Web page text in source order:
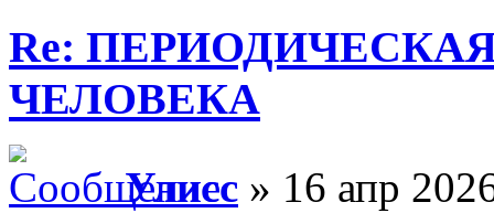
Re:
ЧЕЛОВЕКА
Улисс » 16 апр